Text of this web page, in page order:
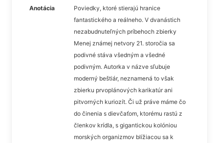
Anotácia
Poviedky, ktoré stierajú hranice
fantastického a reálneho. V dvanástich
nezabudnuteľných príbehoch zbierky
Menej známej netvory 21. storočia sa
podivné stáva všedným a všedné
podivným. Autorka v názve sľubuje
moderný beštiár, neznamená to však
zbierku prvoplánových karikatúr ani
pitvorných kuriozít. Či už práve máme čo
do činenia s dievčaťom, ktorému rastú z
členkov krídla, s gigantickou kolóniou
morských organizmov blížiacou sa k